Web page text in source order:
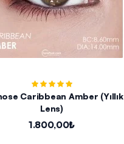
Caribbean Amber (Yıllık
Lens)
1.800,00₺